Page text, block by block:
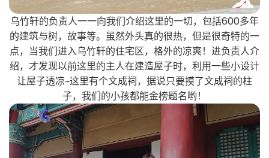
乌竹轩的负责人一一向我们介绍这里的一切，包括600多年
的建筑与树，故事等。虽然外头真的很热，但是很奇特的一
点，当我们进入乌竹轩的住宅区，格外的凉爽！进负责人介
绍，才发现以前这里的主人在建造屋子时，利用一些小设计
让屋子透凉~这里有个文成祠，据说只要摸了文成祠的柱
子，我们的小孩都能金榜题名哟！